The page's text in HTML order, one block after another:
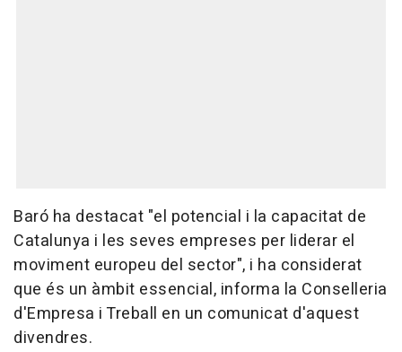
Baró ha destacat "el potencial i la capacitat de
Catalunya i les seves empreses per liderar el
moviment europeu del sector", i ha considerat
que és un àmbit essencial, informa la Conselleria
d'Empresa i Treball en un comunicat d'aquest
divendres.